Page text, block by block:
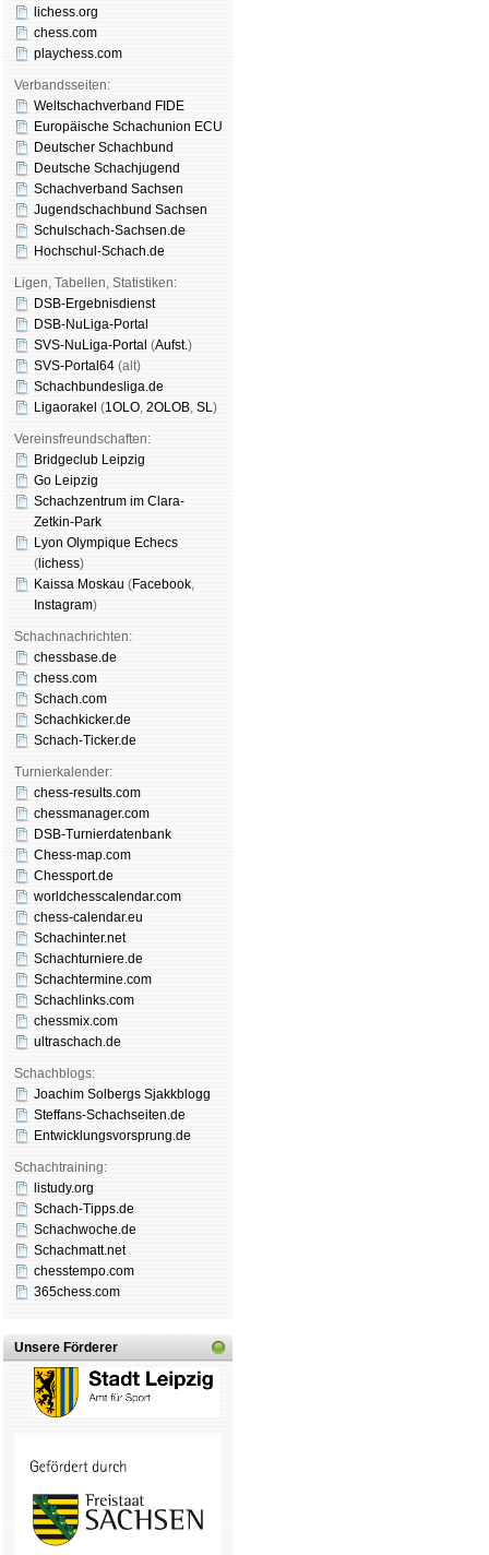
lichess.org
chess.com
playchess.com
Verbandsseiten:
Weltschachverband FIDE
Europäische Schachunion ECU
Deutscher Schachbund
Deutsche Schachjugend
Schachverband Sachsen
Jugendschachbund Sachsen
Schulschach-Sachsen.de
Hochschul-Schach.de
Ligen, Tabellen, Statistiken:
DSB-Ergebnisdienst
DSB-NuLiga-Portal
SVS-NuLiga-Portal (Aufst.)
SVS-Portal64 (alt)
Schachbundesliga.de
Ligaorakel (1OLO, 2OLOB, SL)
Vereinsfreundschaften:
Bridgeclub Leipzig
Go Leipzig
Schachzentrum im Clara-
Zetkin-Park
Lyon Olympique Echecs
( lichess)
Kaissa Moskau (Face­book,
Insta­gram)
Schachnachrichten:
chessbase.de
chess.com
Schach.com
Schachkicker.de
Schach-Ticker.de
Turnierkalender:
chess-results.com
chessmanager.com
DSB-Turnierdatenbank
Chess-map.com
Chessport.de
worldchesscalendar.com
chess-calendar.eu
Schachinter.net
Schachturniere.de
Schachtermine.com
Schachlinks.com
chessmix.com
ultraschach.de
Schachblogs:
Joachim Solbergs Sjakkblogg
Steffans-Schachseiten.de
Entwicklungsvorsprung.de
Schachtraining:
listudy.org
Schach-Tipps.de
Schachwoche.de
Schachmatt.net
chesstempo.com
365chess.com
Unsere Förderer